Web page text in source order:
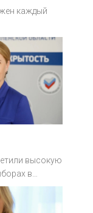
каждый
высокую
в